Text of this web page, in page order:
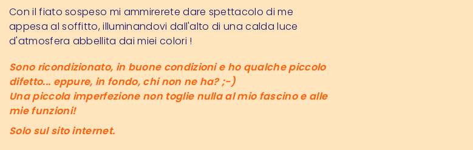
Con il fiato sospeso mi ammirerete dare spettacolo di me
appesa al soffitto, illuminandovi dall'alto di una calda luce
d'atmosfera abbellita dai miei colori !
Sono ricondizionato, in buone condizioni e ho qualche piccolo
difetto... eppure, in fondo, chi non ne ha? ;-)
Una piccola imperfezione non toglie nulla al mio fascino e alle
mie funzioni!
Solo sul sito internet.